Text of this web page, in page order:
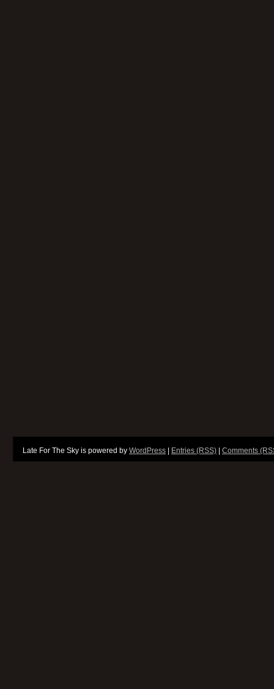
Late For The Sky is powered by WordPress Entries (RSS) Comments